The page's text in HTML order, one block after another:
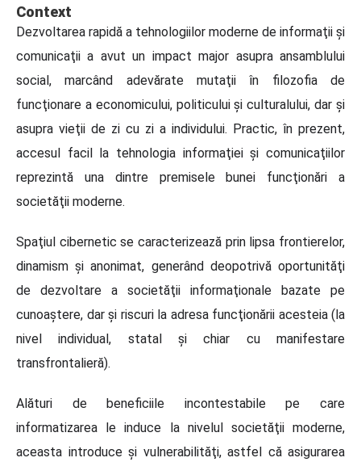
Context
Dezvoltarea rapidă a tehnologiilor moderne de informaţii şi
comunicaţii a avut un impact major asupra ansamblului
social, marcând adevărate mutaţii în filozofia de
funcţionare a economicului, politicului şi culturalului, dar şi
asupra vieţii de zi cu zi a individului. Practic, în prezent,
accesul facil la tehnologia informaţiei şi comunicaţiilor
reprezintă una dintre premisele bunei funcţionări a
societăţii moderne.
Spaţiul cibernetic se caracterizează prin lipsa frontierelor,
dinamism şi anonimat, generând deopotrivă oportunităţi
de dezvoltare a societăţii informaţionale bazate pe
cunoaştere, dar şi riscuri la adresa funcţionării acesteia (la
nivel individual, statal şi chiar cu manifestare
transfrontalieră).
Alături de beneficiile incontestabile pe care
informatizarea le induce la nivelul societăţii moderne,
aceasta introduce şi vulnerabilităţi, astfel că asigurarea